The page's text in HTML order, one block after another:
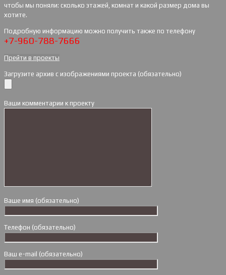
чтобы мы поняли: сколько этажей, комнат и какой размер дома вы
хотите.
Подробную информацию можно получить также по телефону
+7-960-788-7666
Прейти в проекты
Загрузите архив с изображениями проекта (обязательно)
Ваши комментарии к проекту
Ваше имя (обязательно)
Телефон (обязательно)
Ваш e-mail (обязательно)